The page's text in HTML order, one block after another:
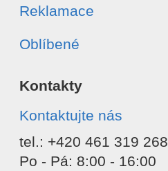
Reklamace
Oblíbené
Kontakty
Kontaktujte nás
tel.: +420 461 319 268
Po - Pá: 8:00 - 16:00